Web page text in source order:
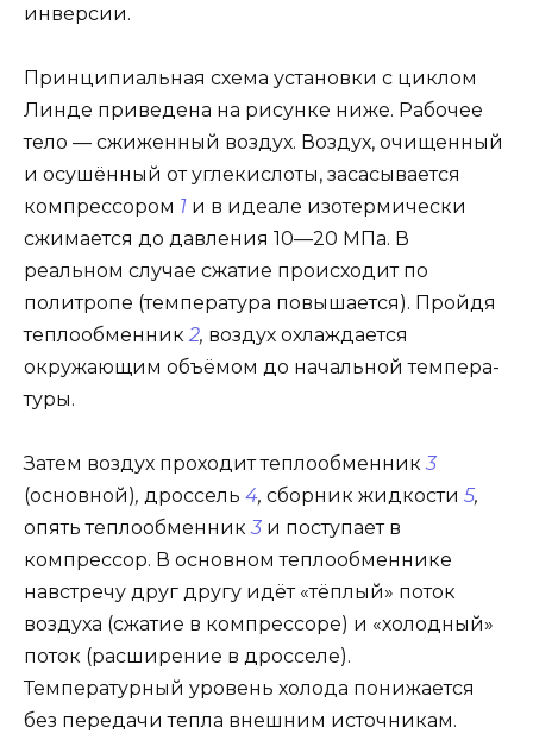
инверсии.
Принципиальная схема установки с циклом
Линде приведена на рисунке ниже. Рабочее
тело — сжиженный воздух. Воздух, очищенный
и осушённый от углекислоты, засасывается
компрессором 1 и в идеале изотермически
сжимается до давления 10—20 МПа. В
реальном случае сжатие происходит по
политропе (температура повышается). Пройдя
теплообменник 2, воздух охлаждается
окружающим объёмом до начальной темпера­
туры.
Затем воздух проходит теп­лообменник3
(основной), дроссель 4, сборник жидкости 5,
опять теплообменник3 и поступает в
компрессор. В основном теплообменнике
навстречу друг другу идёт «тёплый» поток
воздуха (сжатие в компрессоре) и «холодный»
поток (расширение в дросселе).
Температурный уровень холода понижается
без передачи тепла внешним источникам.